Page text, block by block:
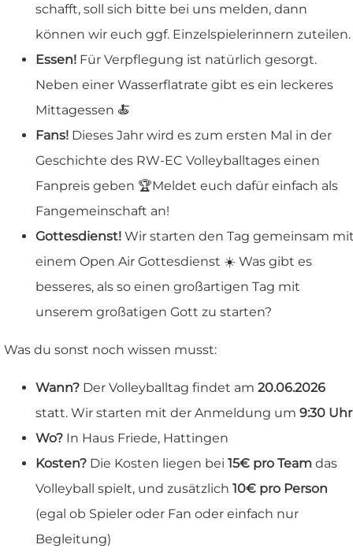
schafft, soll sich bitte bei uns melden, dann
können wir euch ggf. Einzelspielerinnern zuteilen.
Essen! Für Verpflegung ist natürlich gesorgt.
Neben einer Wasserflatrate gibt es ein leckeres
Mittagessen 🍝
Fans! Dieses Jahr wird es zum ersten Mal in der
Geschichte des RW-EC Volleyballtages einen
Fanpreis geben 🏆Meldet euch dafür einfach als
Fangemeinschaft an!
Gottesdienst! Wir starten den Tag gemeinsam
einem Open Air Gottesdienst ☀️ Was gibt es
besseres, als so einen großartigen Tag mit
unserem großatigen Gott zu starten?
Was du sonst noch wissen musst:
Wann? Der Volleyballtag findet am 20.06.2026
statt. Wir starten mit der Anmeldung um 9:30 Uhr
Wo? In Haus Friede, Hattingen
Kosten? Die Kosten liegen bei 15€ pro Team das
Volleyball spielt, und zusätzlich 10€ pro Person
(egal ob Spieler oder Fan oder einfach nur
Begleitung)